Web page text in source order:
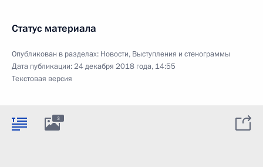
Статус материала
Опубликован в разделах: Новости, Выступления и стенограммы
Дата публикации:24 декабря 2018 года, 14:55
Текстовая версия
3